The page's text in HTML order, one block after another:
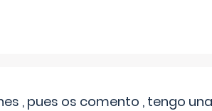
, pues os comento , tengo